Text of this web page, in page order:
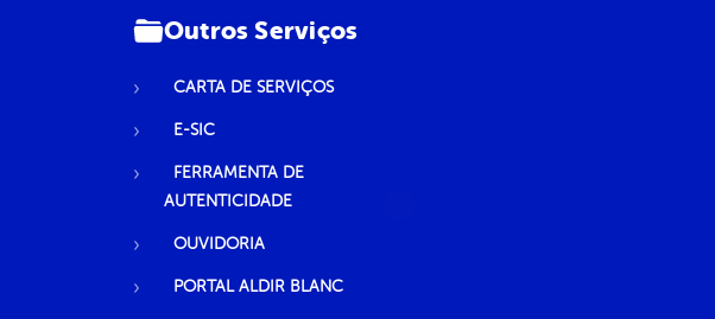
Outros Serviços
CARTA DE SERVIÇOS
E-SIC
FERRAMENTA DE
AUTENTICIDADE
OUVIDORIA
PORTAL ALDIR BLANC